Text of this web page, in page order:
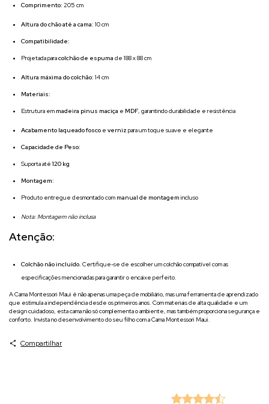
Comprimento: 205 cm
Altura do chão até a cama: 10 cm
Compatibilidade:
Projetada paracolchão de espuma de 188 x 88 cm
Altura máxima do colchão: 14 cm
Materiais:
Estrutura em madeira pinus maciça e MDF, garantindo durabilidade e resistência
Acabamento laqueado fosco e verniz para um toque suave e elegante
Capacidade de Peso:
Suporta até120 kg
Montagem:
Produto entregue desmontado com manual de montagemincluso
Nota: Montagem não inclusa
Atenção:
Colchão não incluído. Certifique-se de escolher um colchão compatível com as
especificações mencionadas para garantir o encaixe perfeito.
A Cama Montessori Maui é não apenas uma peça de mobiliário, mas uma ferramenta de aprendizado
que estimula a independência desde os primeiros anos. Com materiais de alta qualidade e um
design cuidadoso, esta cama não só complementa o ambiente, mas também proporciona segurança e
conforto. Invista no desenvolvimento do seu filho com a Cama Montessori Maui.
Compartilhar